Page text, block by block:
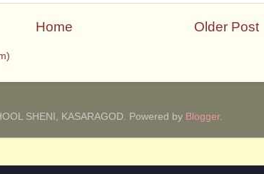
Older Post
Home
SHENI, KASARAGOD. Powered by Blogger.